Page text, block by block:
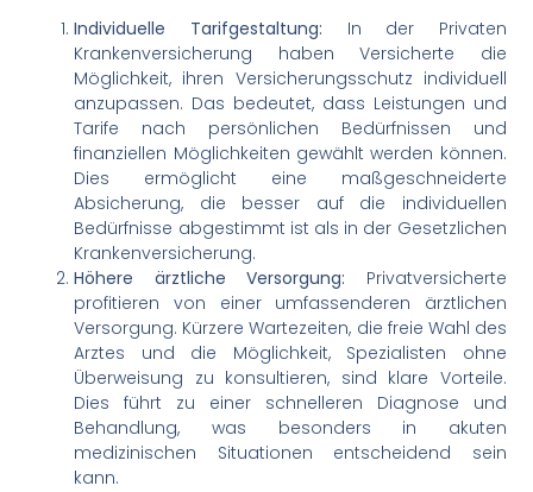
Individuelle Tarifgestaltung: In der Privaten
Krankenversicherung haben Versicherte die
Möglichkeit, ihren Versicherungsschutz individuell
anzupassen. Das bedeutet, dass Leistungen und
Tarife nach persönlichen Bedürfnissen und
finanziellen Möglichkeiten gewählt werden können.
Dies ermöglicht eine maßgeschneiderte
Absicherung, die besser auf die individuellen
Bedürfnisse abgestimmt ist als in der Gesetzlichen
Krankenversicherung.
Höhere ärztliche Versorgung: Privatversicherte
profitieren von einer umfassenderen ärztlichen
Versorgung. Kürzere Wartezeiten, die freie Wahl des
Arztes und die Möglichkeit, Spezialisten ohne
Überweisung zu konsultieren, sind klare Vorteile.
Dies führt zu einer schnelleren Diagnose und
Behandlung, was besonders in akuten
medizinischen Situationen entscheidend sein
kann.